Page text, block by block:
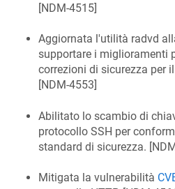
[NDM-4515]
Aggiornata l'utilità radvd
supportare i miglioramenti
correzioni di sicurezza per
[NDM-4553]
Abilitato lo scambio di
protocollo SSH per
standard di sicurezza. [
Mitigata la vulnerabilità